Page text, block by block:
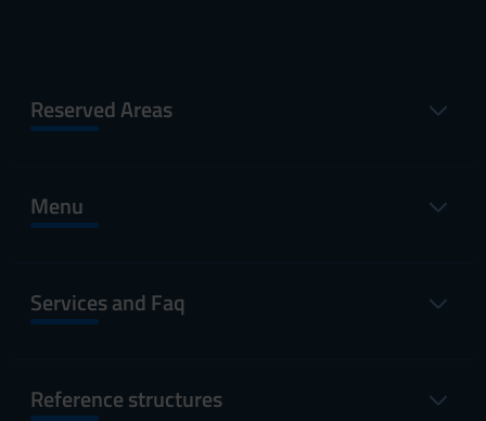
Reserved Areas
Menu
Services and Faq
Reference structures